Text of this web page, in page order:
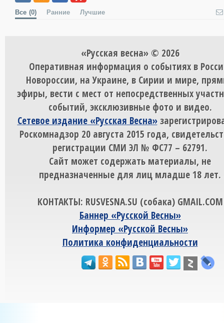
Все (0) Ранние Лучшие
«Русская весна» © 2026
Оперативная информация о событиях в
Новороссии, на Украине, в Сирии и мире,
эфиры, вести с мест от непосредственных
событий, эксклюзивные фото и видео.
Сетевое издание «Русская Весна»
Роскомнадзор 20 августа 2015 года,
регистрации СМИ ЭЛ № ФС77 – 62791.
Сайт может содержать материалы, не
предназначенные для лиц младше 18 лет.
КОНТАКТЫ: RUSVESNA.SU (собака) GMAIL.COM
Баннер «Русской Весны»
Информер «Русской Весны»
Политика конфиденциальности